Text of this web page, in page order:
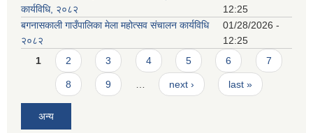
कार्यविधि, २०८२
12:25
बगनासकाली गाउँपालिका मेला महोत्सव संचालन कार्यविधि
२०८२
01/28/2026 -
12:25
Pages
1 2 3 4 5 6 7
8 9 next › last »
अन्य